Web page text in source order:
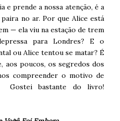
e prende a nossa atenção, é a
no ar. Por que Alice está
— ela viu na estação de trem
para Londres? E o
ou Alice tentou se matar? É
aos poucos, os segredos dos
compreender o motivo de
Gostei bastante do livro!